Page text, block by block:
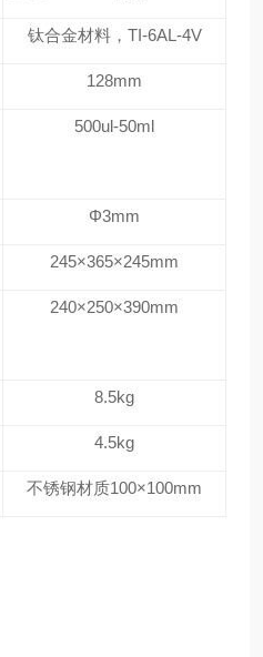
钛合金材料，TI-6AL-4V
128mm
500ul-50ml
Φ3mm
245×365×245mm
240×250×390mm
8.5kg
4.5kg
不锈钢材质100×100mm